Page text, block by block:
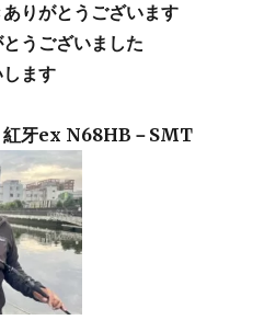
りがとうございます
うございました
ます
ex N68HB－SMT